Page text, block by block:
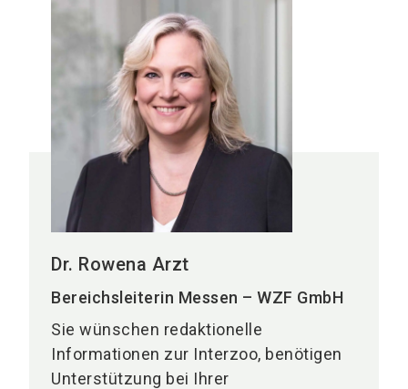
Dr. Rowena Arzt
Bereichsleiterin Messen – WZF GmbH
Sie wünschen redaktionelle
Informationen zur Interzoo, benötigen
Unterstützung bei Ihrer